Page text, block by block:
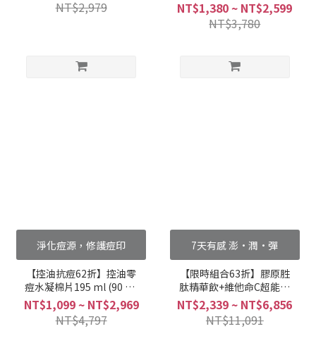
NT$2,979
折、任選兩件69折）
NT$1,380 ~ NT$2,599
NT$3,780
淨化痘源，修護痘印
【控油抗痘62折】控油零
痘水凝棉片195 ml (90 片/
盒)
NT$1,099 ~ NT$2,969
NT$4,797
7天有感 澎·潤·彈
【限時組合63折】膠原胜
肽精華飲+維他命C超能膠
囊加倍澎潤組
NT$2,339 ~ NT$6,856
NT$11,091